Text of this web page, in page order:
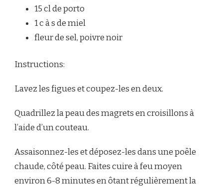
15 cl de porto
1 c à s de miel
fleur de sel, poivre noir
Instructions:
Lavez les figues et coupez-les en deux.
Quadrillez la peau des magrets en croisillons à
l’aide d’un couteau.
Assaisonnez-les et déposez-les dans une poêle
chaude, côté peau. Faites cuire à feu moyen
environ 6-8 minutes en ôtant régulièrement la